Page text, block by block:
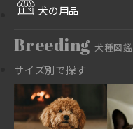
犬の用品
Breeding 犬種図鑑
サイズ別で探す